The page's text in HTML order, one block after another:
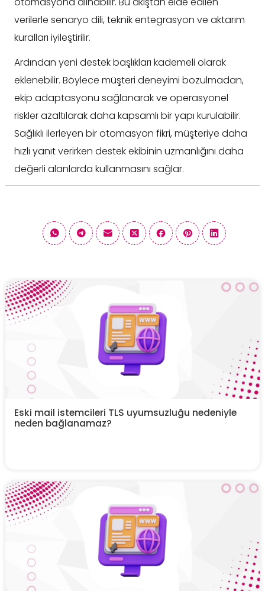
verilerle senaryo dili, teknik entegrasyon ve aktarım
kuralları iyileştirilir.
Ardından yeni destek başlıkları kademeli olarak
eklenebilir. Böylece müşteri deneyimi bozulmadan,
ekip adaptasyonu sağlanarak ve operasyonel
riskler azaltılarak daha kapsamlı bir yapı kurulabilir.
Sağlıklı ilerleyen bir otomasyon fikri, müşteriye daha
hızlı yanıt verirken destek ekibinin uzmanlığını daha
değerli alanlarda kullanmasını sağlar.
Eski mail istemcileri TLS uyumsuzluğu nedeniyle
neden bağlanamaz?